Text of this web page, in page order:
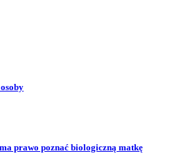
prawo poznać biologiczną matkę